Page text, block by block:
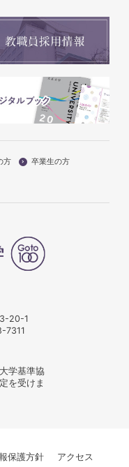
方
卒業生の方
20-1
7311
学基準協
を受けま
保護方針 アクセス